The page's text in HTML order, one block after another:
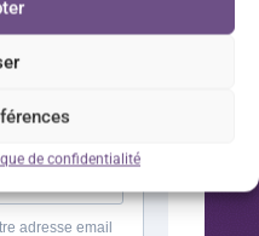
de confidentialité